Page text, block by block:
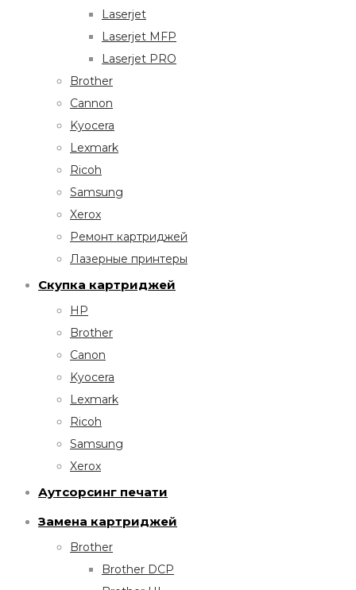
Laserjet
Laserjet MFP
Laserjet PRO
Brother
Cannon
Kyocera
Lexmark
Ricoh
Samsung
Xerox
Ремонт картриджей
Лазерные принтеры
Скупка картриджей
HP
Brother
Canon
Kyocera
Lexmark
Ricoh
Samsung
Xerox
Аутсорсинг печати
Замена картриджей
Brother
Brother DCP